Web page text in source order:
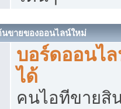
นขายของออนไลน์ใหม่
บอร์ดออนไ
ได้
คนไอทีขายสิ